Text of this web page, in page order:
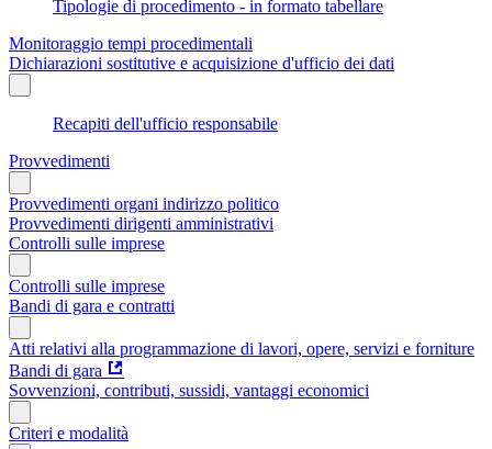
Tipologie di procedimento - in formato tabellare
Monitoraggio tempi procedimentali
Dichiarazioni sostitutive e acquisizione d'ufficio dei dati
Recapiti dell'ufficio responsabile
Provvedimenti
Provvedimenti organi indirizzo politico
Provvedimenti dirigenti amministrativi
Controlli sulle imprese
Controlli sulle imprese
Bandi di gara e contratti
Atti relativi alla programmazione di lavori, opere, servizi e forniture
Bandi di gara
Sovvenzioni, contributi, sussidi, vantaggi economici
Criteri e modalità